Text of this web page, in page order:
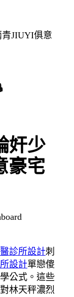
JIUYI俱意
奸少
豪宅
診所設計刺
設計單戀傻
公式。這些
林天秤濃烈